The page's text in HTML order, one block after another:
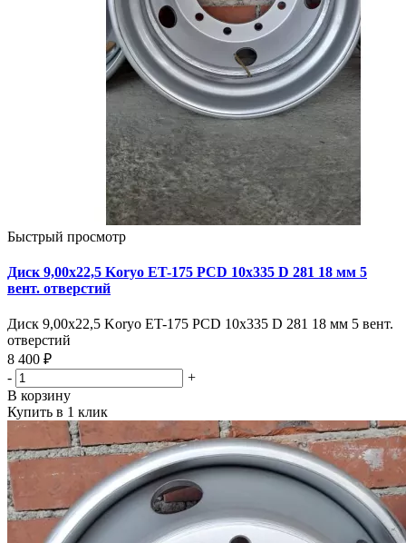
Быстрый просмотр
Диск 9,00х22,5 Koryo ET-175 PCD 10x335 D 281 18 мм 5
вент. отверстий
Диск 9,00х22,5 Koryo ET-175 PCD 10x335 D 281 18 мм 5 вент.
отверстий
8 400 ₽
-
+
В корзину
Купить в 1 клик